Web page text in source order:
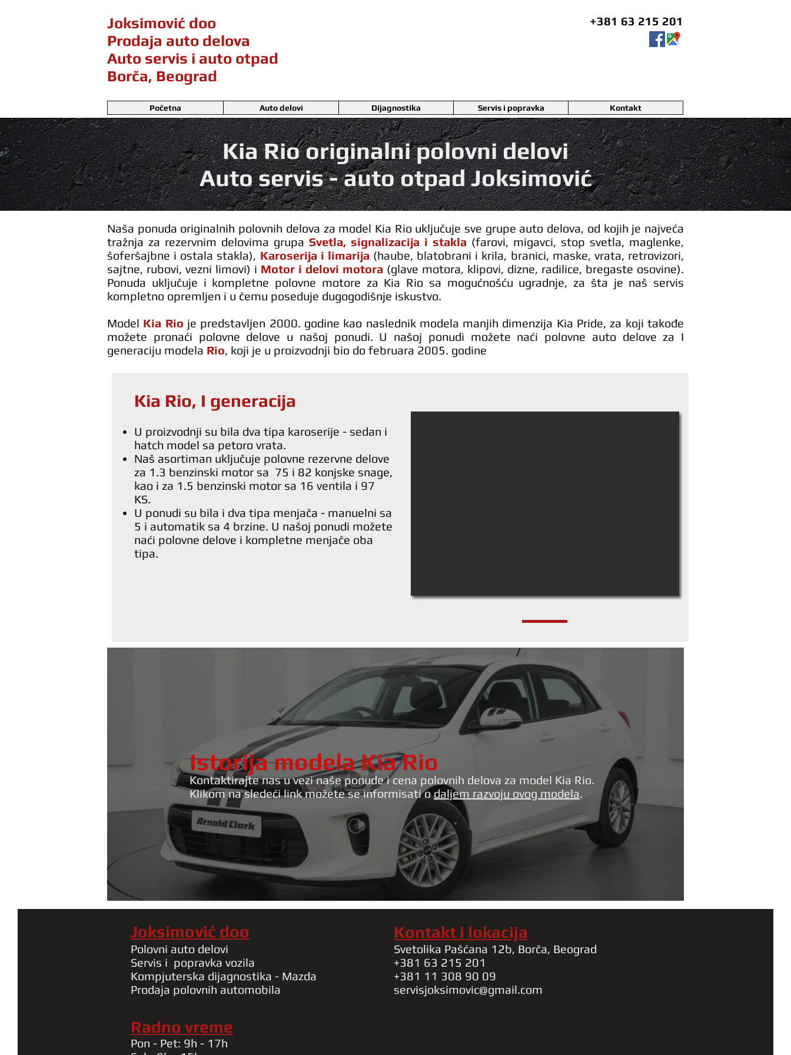
Joksimović doo
Prodaja auto delova
Auto servis i auto otpad
Borča, Beograd
+381 63 215 201
Početna Auto delovi Dijagnostika Servis i popravka Kontakt
Kia Riooriginalni polovni delovi
Auto servis - auto otpad Joksimović
Naša ponuda originalnih polovnih delova za model Kia Rio uključuje sve grupe auto delova, od kojih je najveća
tražnja za rezervnim delovima grupa Svetla, signalizacija i stakla (farovi, migavci, stop svetla, maglenke,
šoferšajbne i ostala stakla), Karoserija i limarija (haube, blatobrani i krila, branici, maske, vrata, retrovizori,
sajtne, rubovi, vezni limovi) i Motor i delovi motora (glave motora, klipovi, dizne, radilice, bregaste osovine).
Ponuda uključuje i kompletne polovne motore za Kia Rio sa mogućnošću ugradnje, za šta je naš servis
kompletno opremljen i u čemu poseduje dugogodišnje iskustvo.
Model Kia Rio je predstavljen 2000. godine kao naslednik modela manjih dimenzija Kia Pride, za koji takođe
možete pronaći polovne delove u našoj ponudi. U našoj ponudi možete naći polovne auto delove za I
generaciju modela Rio, koji je u proizvodnji bio do februara 2005. godine
Kia Rio, I generacija
U proizvodnji su bila dva tipa karoserije - sedan i
hatch model sa petoro vrata.
Naš asortiman uključuje polovne rezervne delove
za 1.3 benzinski motor sa 75 i 82 konjske snage,
kao i za 1.5 benzinski motor sa 16 ventila i 97
KS.
U ponudi su bila i dva tipa menjača - manuelni sa
5 i automatik sa 4 brzine. U našoj ponudi možete
naći polovne delove i kompletne menjače oba
tipa.
Istorija modela Kia Rio
Kontaktirajte nas u vezi naše ponude i cena polovnih delova za model Kia Rio.
Klikom na sledeći link možete se informisati odaljem razvoju ovog modela.
Joksimović doo
Polovni auto delovi
Servis i popravka vozila
Kompjuterska dijagnostika - Mazda
Prodaja polovnih automobila
Kontakt i lokacija
Svetolika Pašćana 12b, Borča, Beograd
+381 63 215 201
+381 11 308 90 09
servisjoksimovic@gmail.com
Radno vreme
Pon - Pet: 9h - 17h